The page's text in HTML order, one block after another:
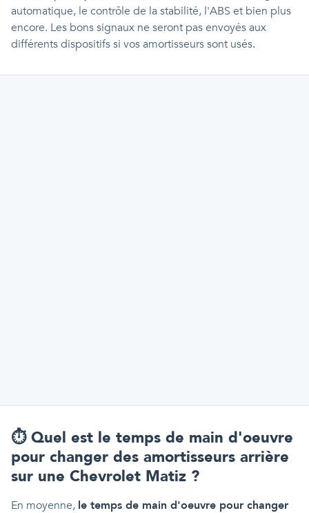
automatique, le contrôle de la stabilité, l'ABS et bien plus
encore. Les bons signaux ne seront pas envoyés aux
différents dispositifs si vos amortisseurs sont usés.
⏱️ Quel est le temps de main d'oeuvre
pour changer des amortisseurs arrière
sur une Chevrolet Matiz ?
En moyenne, le temps de main d'oeuvre pour changer